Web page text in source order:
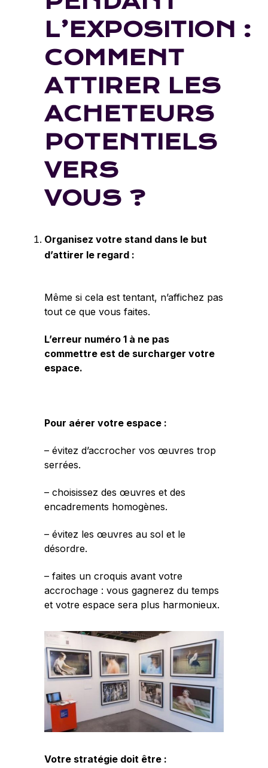
L’EXPOSITION :
COMMENT
ATTIRER LES
ACHETEURS
POTENTIELS
VERS
VOUS ?
Organisez votre stand dans le but
d’attirer le regard :
Même si cela est tentant, n’affichez pas
tout ce que vous faites.
L’erreur numéro 1 à ne pas
commettre est de surcharger votre
espace.
Pour aérer votre espace :
– évitez d’accrocher vos œuvres trop
serrées.
– choisissez des œuvres et des
encadrements homogènes.
– évitez les œuvres au sol et le
désordre.
– faites un croquis avant votre
accrochage : vous gagnerez du temps
et votre espace sera plus harmonieux.
Votre stratégie doit être :